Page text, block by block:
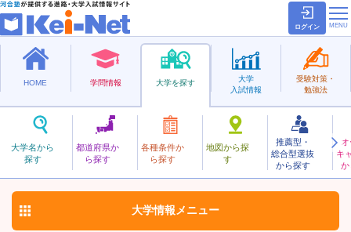
ログイン
HOME 学問情報 大学を探す
大学名から
探す
都道府県か
ら探す
各種条件か
ら探す
地図から探
す
推薦型・
総合型選抜
から探す
キ
か
大学
入試情報
受験対策・
勉強法
私立
かんさいいか
関西医科大学 お気に入り
大学情報 メニュー